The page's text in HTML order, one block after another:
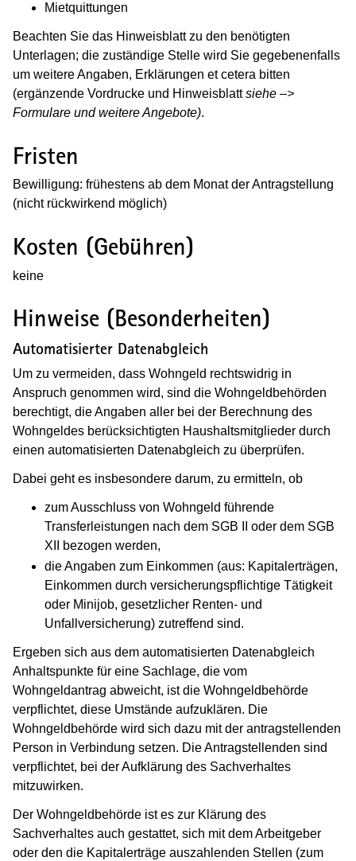
Mietquittungen
Beachten Sie das Hinweisblatt zu den benötigten
Unterlagen; die zuständige Stelle wird Sie gegebenenfalls
um weitere Angaben, Erklärungen et cetera bitten
(ergänzende Vordrucke und Hinweisblattsiehe –>
Formulare und weitere Angebote).
Fristen
Bewilligung: frühestens ab dem Monat der Antragstellung
(nicht rückwirkend möglich)
Kosten (Gebühren)
keine
Hinweise (Besonderheiten)
Automatisierter Datenabgleich
Um zu vermeiden, dass Wohngeld rechtswidrig in
Anspruch genommen wird, sind die Wohngeldbehörden
berechtigt, die Angaben aller bei der Berechnung des
Wohngeldes berücksichtigten Haushaltsmitglieder durch
einen automatisierten Datenabgleich zu überprüfen.
Dabei geht es insbesondere darum, zu ermitteln, ob
zum Ausschluss von Wohngeld führende
Transferleistungen nach dem SGB II oder dem SGB
XII bezogen werden,
die Angaben zum Einkommen (aus: Kapitalerträgen,
Einkommen durch versicherungspflichtige Tätigkeit
oder Minijob, gesetzlicher Renten- und
Unfallversicherung) zutreffend sind.
Ergeben sich aus dem automatisierten Datenabgleich
Anhaltspunkte für eine Sachlage, die vom
Wohngeldantrag abweicht, ist die Wohngeldbehörde
verpflichtet, diese Umstände aufzuklären. Die
Wohngeldbehörde wird sich dazu mit der antragstellenden
Person in Verbindung setzen. Die Antragstellenden sind
verpflichtet, bei der Aufklärung des Sachverhaltes
mitzuwirken.
Der Wohngeldbehörde ist es zur Klärung des
Sachverhaltes auch gestattet, sich mit dem Arbeitgeber
oder den die Kapitalerträge auszahlenden Stellen (zum